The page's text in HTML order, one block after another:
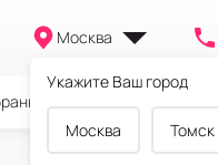
Москва
Укажите Ваш город
Москва Томск
0
Cравнение